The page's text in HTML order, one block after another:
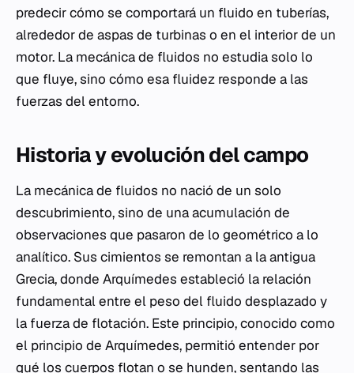
predecir cómo se comportará un fluido en tuberías,
alrededor de aspas de turbinas o en el interior de un
motor. La mecánica de fluidos no estudia solo lo
que fluye, sino cómo esa fluidez responde a las
fuerzas del entorno.
Historia y evolución del campo
La mecánica de fluidos no nació de un solo
descubrimiento, sino de una acumulación de
observaciones que pasaron de lo geométrico a lo
analítico. Sus cimientos se remontan a la antigua
Grecia, donde Arquímedes estableció la relación
fundamental entre el peso del fluido desplazado y
la fuerza de flotación. Este principio, conocido como
el principio de Arquímedes, permitió entender por
qué los cuerpos flotan o se hunden, sentando las